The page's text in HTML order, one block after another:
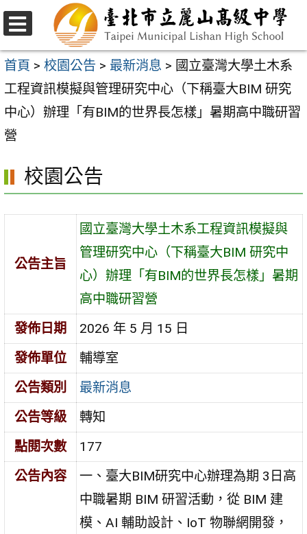
跳
至
主
要
內
容
選
單
首頁 > 校園公告 > 最新消息 > 國立臺灣大學土木系
工程資訊模擬與管理研究中心（下稱臺大BIM 研究
中心）辦理「有BIM的世界長怎樣」暑期高中職研習
營
校園公告
公告主旨
國立臺灣大學土木系工程資訊模擬與
管理研究中心（下稱臺大BIM 研究中
心）辦理「有BIM的世界長怎樣」暑期
高中職研習營
發佈日期
2026 年 5 月 15 日
發佈單位
輔導室
公告類別
最新消息
公告等級
轉知
點閱次數
177
公告內容
一、臺大BIM研究中心辦理為期 3日高
中職暑期 BIM 研習活動，從 BIM 建
模、AI 輔助設計、IoT 物聯網開發，